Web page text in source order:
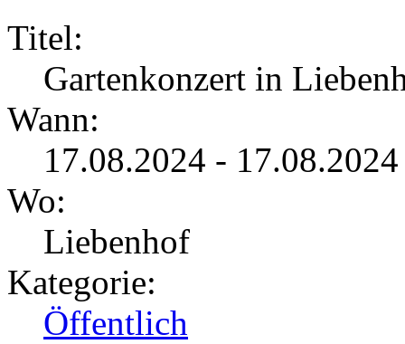
Titel:
Gartenkonzert in
Wann:
17.08.2024 -
Wo:
Liebenhof
Kategorie:
Öffentlich